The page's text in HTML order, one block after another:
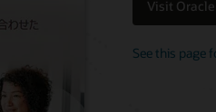
Visit
See this page